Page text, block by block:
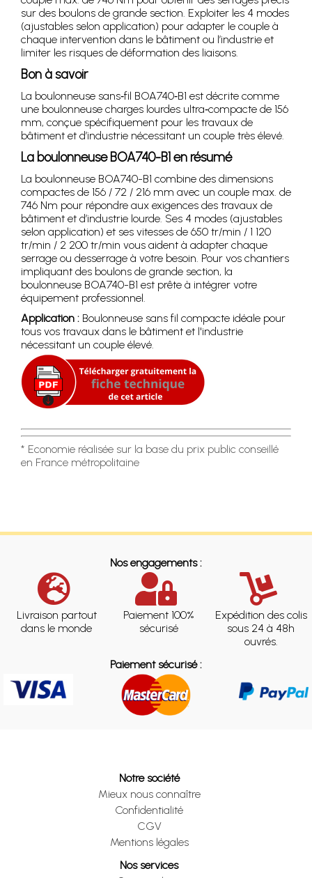
sur des boulons de grande section. Exploiter les 4 modes
(ajustables selon application) pour adapter le couple à
chaque intervention dans le bâtiment ou l’industrie et
limiter les risques de déformation des liaisons.
Bon à savoir
La boulonneuse sans‑fil BOA740‑B1 est décrite comme
une boulonneuse charges lourdes ultra‑compacte de 156
mm, conçue spécifiquement pour les travaux de
bâtiment et d’industrie nécessitant un couple très élevé.
La boulonneuse BOA740-B1 en résumé
La boulonneuse BOA740-B1 combine des dimensions
compactes de 156 / 72 / 216 mm avec un couple max. de
746 Nm pour répondre aux exigences des travaux de
bâtiment et d’industrie lourde. Ses 4 modes (ajustables
selon application) et ses vitesses de 650 tr/min / 1 120
tr/min / 2 200 tr/min vous aident à adapter chaque
serrage ou desserrage à votre besoin. Pour vos chantiers
impliquant des boulons de grande section, la
boulonneuse BOA740-B1 est prête à intégrer votre
équipement professionnel.
Application : Boulonneuse sans fil compacte idéale pour
tous vos travaux dans le bâtiment et l'industrie
nécessitant un couple élevé.
* Economie réalisée sur la base du prix public conseillé
en France métropolitaine
Nos engagements :
Livraison partout
dans le monde
Paiement 100%
sécurisé
Expédition des colis
sous 24 à 48h
ouvrés.
Paiement sécurisé :
Notre société
Mieux nous connaître
Confidentialité
CGV
Mentions légales
Nos services